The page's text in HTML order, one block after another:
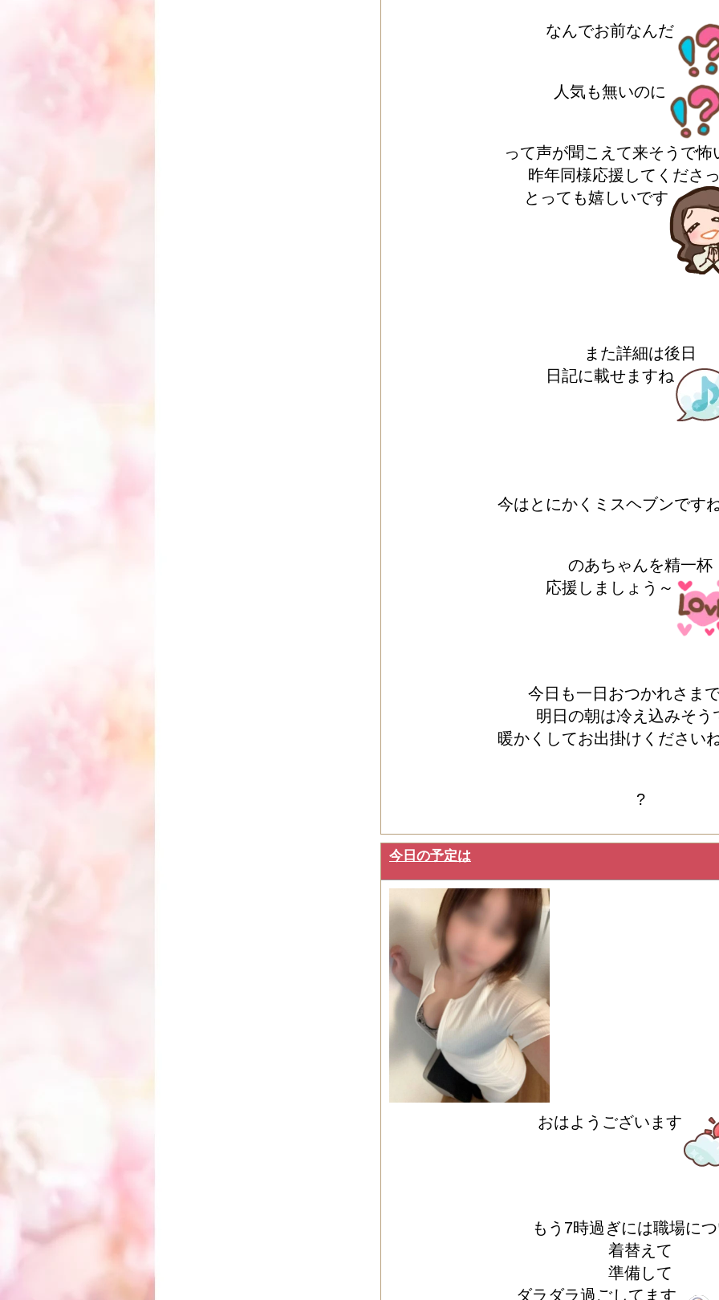
なんでお前なんだ
人気も無いのに
って声が聞こえて来そうで怖
昨年同様応援してくださ
とっても嬉しいです
また詳細は後日
日記に載せますね
今はとにかくミスヘブンです
のあちゃんを精一杯
応援しましょう～
今日も一日おつかれさま
明日の朝は冷え込みそう
暖かくしてお出掛けください
?
今日の予定は
おはようございます
もう7時過ぎには職場に
着替えて
準備して
ダラダラ過ごしてます